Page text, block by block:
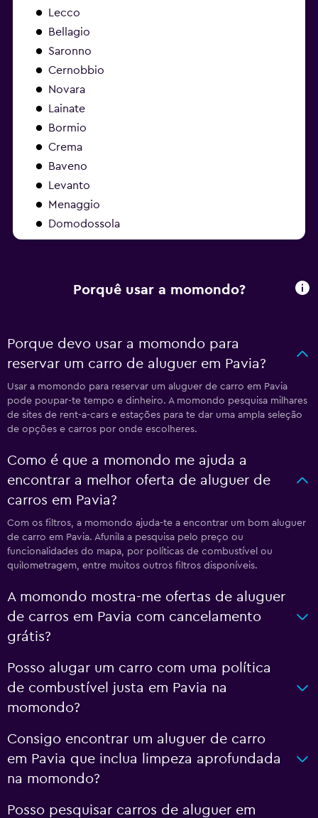
Lecco
Bellagio
Saronno
Cernobbio
Novara
Lainate
Bormio
Crema
Baveno
Levanto
Menaggio
Domodossola
Porquê usar a momondo?
Porque devo usar a momondo para
reservar um carro de aluguer em Pavia?
Usar a momondo para reservar um aluguer de carro em Pavia
pode poupar-te tempo e dinheiro. A momondo pesquisa milhares
de sites de rent-a-cars e estações para te dar uma ampla seleção
de opções e carros por onde escolheres.
Como é que a momondo me ajuda a
encontrar a melhor oferta de aluguer de
carros em Pavia?
Com os filtros, a momondo ajuda-te a encontrar um bom aluguer
de carro em Pavia. Afunila a pesquisa pelo preço ou
funcionalidades do mapa, por políticas de combustível ou
quilometragem, entre muitos outros filtros disponíveis.
A momondo mostra-me ofertas de aluguer
de carros em Pavia com cancelamento
grátis?
Posso alugar um carro com uma política
de combustível justa em Pavia na
momondo?
Consigo encontrar um aluguer de carro
em Pavia que inclua limpeza aprofundada
na momondo?
Posso pesquisar carros de aluguer em